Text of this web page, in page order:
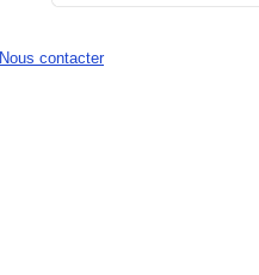
Nous contacter